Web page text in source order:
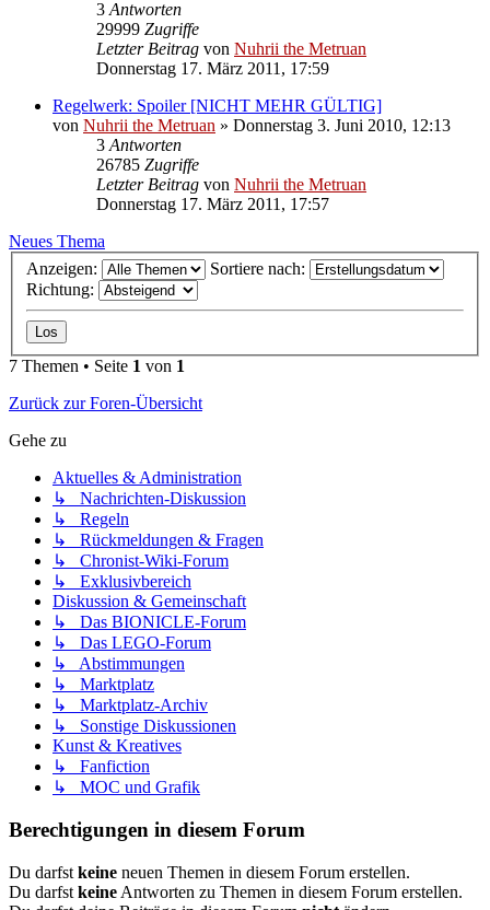
3 Antworten
29999 Zugriffe
Letzter Beitrag von Nuhrii the Metruan
Donnerstag 17. März 2011, 17:59
Regelwerk: Spoiler [NICHT MEHR GÜLTIG]
von Nuhrii the Metruan » Donnerstag 3. Juni 2010, 12:13
3 Antworten
26785 Zugriffe
Letzter Beitrag von Nuhrii the Metruan
Donnerstag 17. März 2011, 17:57
Neues Thema
Anzeigen:
Sortiere nach:
Richtung:
7 Themen • Seite 1 von 1
Zurück zur Foren-Übersicht
Gehe zu
Aktuelles & Administration
↳ Nachrichten-Diskussion
↳ Regeln
↳ Rückmeldungen & Fragen
↳ Chronist-Wiki-Forum
↳ Exklusivbereich
Diskussion & Gemeinschaft
↳ Das BIONICLE-Forum
↳ Das LEGO-Forum
↳ Abstimmungen
↳ Marktplatz
↳ Marktplatz-Archiv
↳ Sonstige Diskussionen
Kunst & Kreatives
↳ Fanfiction
↳ MOC und Grafik
Berechtigungen in diesem Forum
Du darfst keine neuen Themen in diesem Forum erstellen.
Du darfst keine Antworten zu Themen in diesem Forum erstellen.